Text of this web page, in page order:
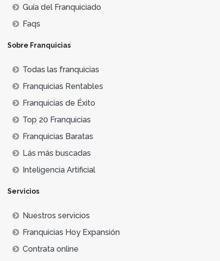
Guía del Franquiciado
Faqs
Sobre Franquicias
Todas las franquicias
Franquicias Rentables
Franquicias de Éxito
Top 20 Franquicias
Franquicias Baratas
Lás más buscadas
Inteligencia Artificial
Servicios
Nuestros servicios
Franquicias Hoy Expansión
Contrata online